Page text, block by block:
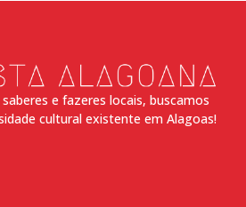
e fazeres locais, buscamos
cultural existente em Alagoas!